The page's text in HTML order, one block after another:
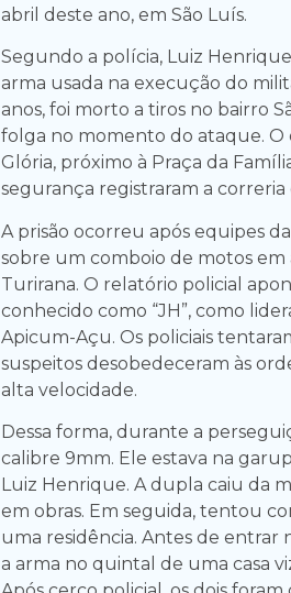
abril deste ano, em São Luís.
Segundo a polícia, Luiz
arma usada na execução do
anos, foi morto a tiros no bairro
folga no momento do ataque. O
Glória, próximo à Praça da
segurança registraram a correria
A prisão ocorreu após equipes
sobre um comboio de motos
Turirana. O relatório policial
conhecido como “JH”, como
Apicum-Açu. Os policiais
suspeitos desobedeceram às
alta velocidade.
Dessa forma, durante a
calibre 9mm. Ele estava na
Luiz Henrique. A dupla caiu da
em obras. Em seguida, tentou
uma residência. Antes de entrar
a arma no quintal de uma casa